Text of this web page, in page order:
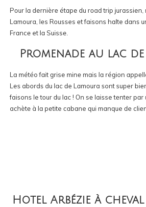
Pour la dernière étape du road trip jurassien,
Lamoura, les Rousses et faisons halte dans
France et la Suisse.
Promenade au lac
La météo fait grise mine mais la région
Les abords du lac de Lamoura sont super
faisons le tour du lac ! On se laisse tenter par
achète à la petite cabane qui manque de
Hotel Arbézie à